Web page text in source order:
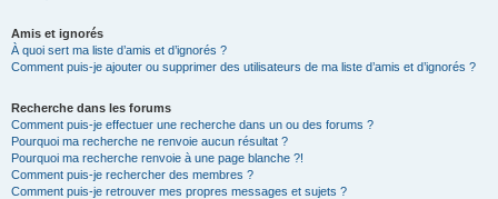
Amis et ignorés
À quoi sert ma liste d’amis et d’ignorés ?
Comment puis-je ajouter ou supprimer des utilisateurs de ma liste d’amis et d’ignorés ?
Recherche dans les forums
Comment puis-je effectuer une recherche dans un ou des forums ?
Pourquoi ma recherche ne renvoie aucun résultat ?
Pourquoi ma recherche renvoie à une page blanche ?!
Comment puis-je rechercher des membres ?
Comment puis-je retrouver mes propres messages et sujets ?